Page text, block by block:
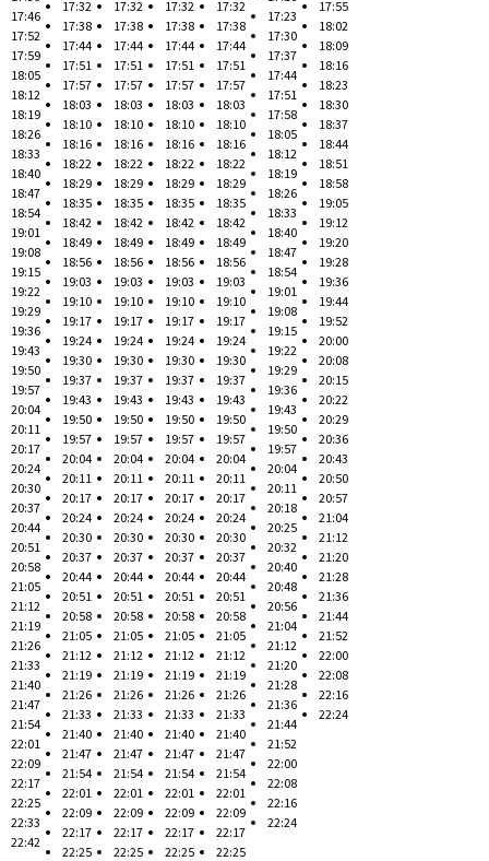
17:46
17:52
17:59
18:05
18:12
18:19
18:26
18:33
18:40
18:47
18:54
19:01
19:08
19:15
19:22
19:29
19:36
19:43
19:50
19:57
20:04
20:11
20:17
20:24
20:30
20:37
20:44
20:51
20:58
21:05
21:12
21:19
21:26
21:33
21:40
21:47
21:54
22:01
22:09
22:17
22:25
22:33
22:42
17:32
17:38
17:44
17:51
17:57
18:03
18:10
18:16
18:22
18:29
18:35
18:42
18:49
18:56
19:03
19:10
19:17
19:24
19:30
19:37
19:43
19:50
19:57
20:04
20:11
20:17
20:24
20:30
20:37
20:44
20:51
20:58
21:05
21:12
21:19
21:26
21:33
21:40
21:47
21:54
22:01
22:09
22:17
22:25
17:32
17:38
17:44
17:51
17:57
18:03
18:10
18:16
18:22
18:29
18:35
18:42
18:49
18:56
19:03
19:10
19:17
19:24
19:30
19:37
19:43
19:50
19:57
20:04
20:11
20:17
20:24
20:30
20:37
20:44
20:51
20:58
21:05
21:12
21:19
21:26
21:33
21:40
21:47
21:54
22:01
22:09
22:17
22:25
17:32
17:38
17:44
17:51
17:57
18:03
18:10
18:16
18:22
18:29
18:35
18:42
18:49
18:56
19:03
19:10
19:17
19:24
19:30
19:37
19:43
19:50
19:57
20:04
20:11
20:17
20:24
20:30
20:37
20:44
20:51
20:58
21:05
21:12
21:19
21:26
21:33
21:40
21:47
21:54
22:01
22:09
22:17
22:25
17:32
17:38
17:44
17:51
17:57
18:03
18:10
18:16
18:22
18:29
18:35
18:42
18:49
18:56
19:03
19:10
19:17
19:24
19:30
19:37
19:43
19:50
19:57
20:04
20:11
20:17
20:24
20:30
20:37
20:44
20:51
20:58
21:05
21:12
21:19
21:26
21:33
21:40
21:47
21:54
22:01
22:09
22:17
22:25
17:23
17:30
17:37
17:44
17:51
17:58
18:05
18:12
18:19
18:26
18:33
18:40
18:47
18:54
19:01
19:08
19:15
19:22
19:29
19:36
19:43
19:50
19:57
20:04
20:11
20:18
20:25
20:32
20:40
20:48
20:56
21:04
21:12
21:20
21:28
21:36
21:44
21:52
22:00
22:08
22:16
22:24
17:55
18:02
18:09
18:16
18:23
18:30
18:37
18:44
18:51
18:58
19:05
19:12
19:20
19:28
19:36
19:44
19:52
20:00
20:08
20:15
20:22
20:29
20:36
20:43
20:50
20:57
21:04
21:12
21:20
21:28
21:36
21:44
21:52
22:00
22:08
22:16
22:24